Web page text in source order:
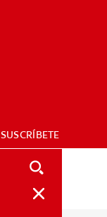
SUSCRÍBETE